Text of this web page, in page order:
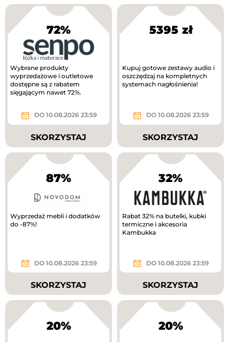
72%
Wybrane produkty
wyprzedażowe i outletowe
dostępne są z rabatem
sięgającym nawet 72%.
DO 10.08.2026 23:59
SKORZYSTAJ
5395 zł
Kupuj gotowe zestawy audio i
oszczędzaj na kompletnych
systemach nagłośnienia!
DO 10.08.2026 23:59
SKORZYSTAJ
87%
Wyprzedaż mebli i dodatków
do -87%!
DO 10.08.2026 23:59
SKORZYSTAJ
32%
Rabat 32% na butelki, kubki
termiczne i akcesoria
Kambukka
DO 10.08.2026 23:59
SKORZYSTAJ
20% 20%